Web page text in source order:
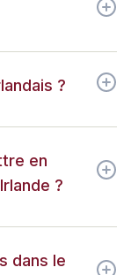
?
en
?
dans le